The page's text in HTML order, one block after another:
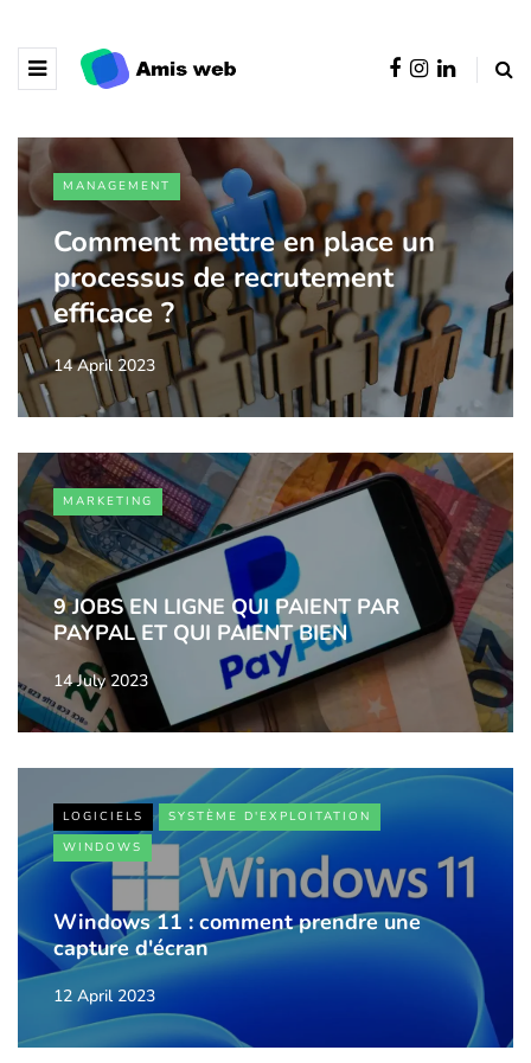
MANAGEMENT
Comment mettre en place un
processus de recrutement
efficace ?
14 April 2023
MARKETING
9 JOBS EN LIGNE QUI PAIENT PAR
PAYPAL ET QUI PAIENT BIEN
14 July 2023
LOGICIELS
SYSTÈME D'EXPLOITATION
WINDOWS
Windows 11 : comment prendre une
capture d'écran
12 April 2023